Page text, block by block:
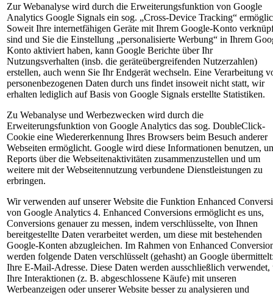
Zur Webanalyse wird durch die Erweiterungsfunktion von Google
Analytics Google Signals ein sog. „Cross-Device Tracking“
Soweit Ihre internetfähigen Geräte mit Ihrem Google-Konto
sind und Sie die Einstellung „personalisierte Werbung“ in Ihrem
Konto aktiviert haben, kann Google Berichte über Ihr
Nutzungsverhalten (insb. die geräteübergreifenden Nutzerzahlen)
erstellen, auch wenn Sie Ihr Endgerät wechseln. Eine Verarbeitung
personenbezogenen Daten durch uns findet insoweit nicht statt, wir
erhalten lediglich auf Basis von Google Signals erstellte Statistiken.
Zu Webanalyse und Werbezwecken wird durch die
Erweiterungsfunktion von Google Analytics das sog. DoubleClick-
Cookie eine Wiedererkennung Ihres Browsers beim Besuch anderer
Webseiten ermöglicht. Google wird diese Informationen benutzen,
Reports über die Webseitenaktivitäten zusammenzustellen und um
weitere mit der Webseitennutzung verbundene Dienstleistungen zu
erbringen.
Wir verwenden auf unserer Website die Funktion Enhanced
von Google Analytics 4. Enhanced Conversions ermöglicht es uns,
Conversions genauer zu messen, indem verschlüsselte, von Ihnen
bereitgestellte Daten verarbeitet werden, um diese mit bestehenden
Google-Konten abzugleichen. Im Rahmen von Enhanced
werden folgende Daten verschlüsselt (gehasht) an Google
Ihre E-Mail-Adresse. Diese Daten werden ausschließlich verwendet,
Ihre Interaktionen (z. B. abgeschlossene Käufe) mit unseren
Werbeanzeigen oder unserer Website besser zu analysieren und